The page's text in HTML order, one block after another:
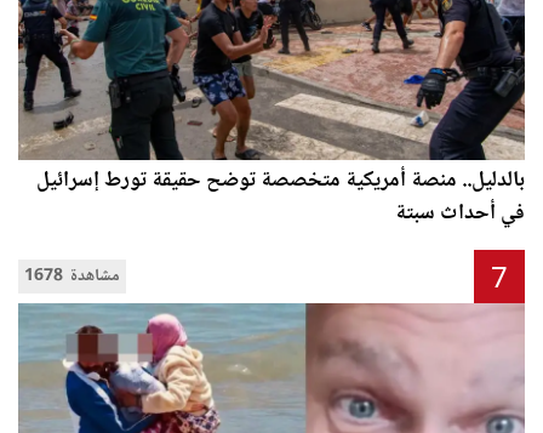
بالدليل.. منصة أمريكية متخصصة توضح حقيقة تورط إسرائيل
في أحداث سبتة
1678 مشاهدة 7